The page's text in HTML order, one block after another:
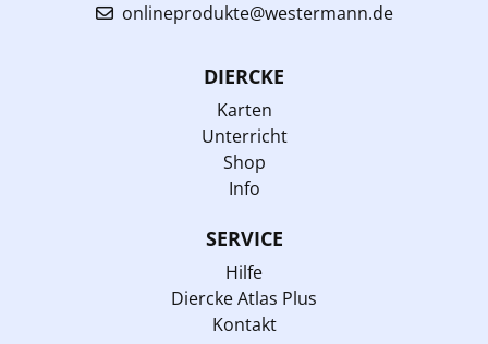
onlineprodukte@westermann.de
DIERCKE
Karten
Unterricht
Shop
Info
SERVICE
Hilfe
Diercke Atlas Plus
Kontakt